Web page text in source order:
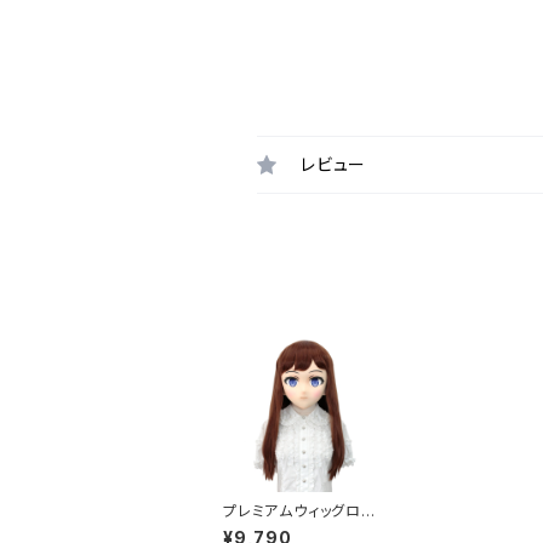
レビュー
プレミアムウィッグロン
グ [ブラウン] Premiu
¥9,790